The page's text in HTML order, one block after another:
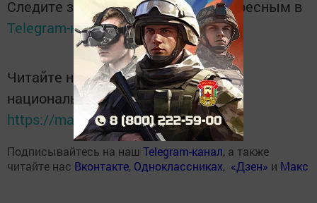
Следите за самым важным и интересным в
Telegram-каналеТатмедиа
Читайте новости Татарстана в
национальном мессенджере MАХ:
https://max.ru/tatmedia
Подписывайтесь на наш Telegram-канал, а также
читайте нас Вконтакте, Одноклассниках, «Дзен» и Макс